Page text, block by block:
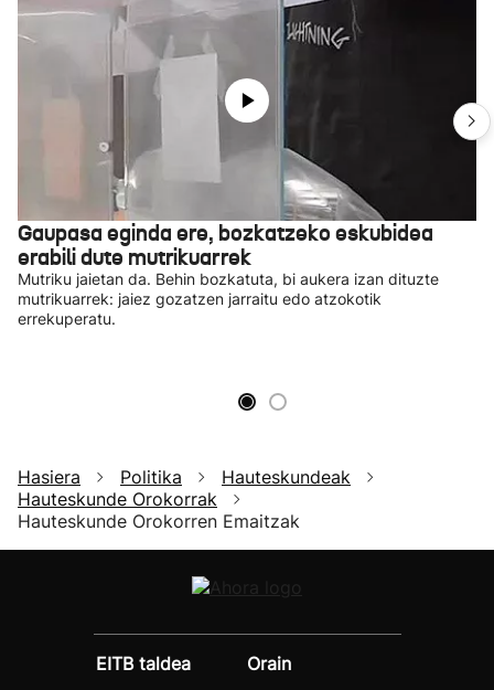
Gaupasa eginda ere, bozkatzeko eskubidea
erabili dute mutrikuarrek
Mutriku jaietan da. Behin bozkatuta, bi aukera izan dituzte
mutrikuarrek: jaiez gozatzen jarraitu edo atzokotik
errekuperatu.
Hasiera Politika
Hauteskundeak
Hauteskunde Orokorrak
Hauteskunde Orokorren Emaitzak
EITB taldea
Orain